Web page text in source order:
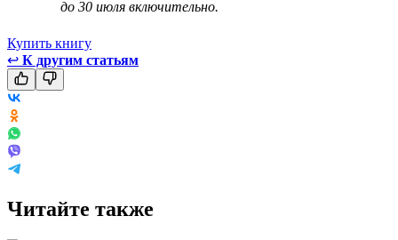
до 30 июля включительно.
Купить книгу
↩ К другим статьям
Читайте также